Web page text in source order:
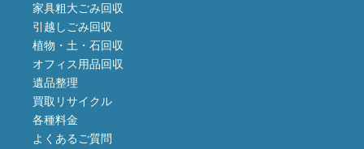
家具粗大ごみ回収
引越しごみ回収
植物・土・石回収
オフィス用品回収
遺品整理
買取リサイクル
各種料金
よくあるご質問